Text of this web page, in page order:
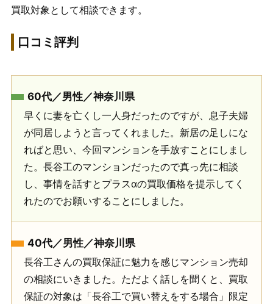
買取対象として相談できます。
口コミ評判
60代／男性／神奈川県
早くに妻を亡くし一人身だったのですが、息子夫婦
が同居しようと言ってくれました。新居の足しにな
ればと思い、今回マンションを手放すことにしまし
た。長谷工のマンションだったので真っ先に相談
し、事情を話すとプラスαの買取価格を提示してく
れたのでお願いすることにしました。
40代／男性／神奈川県
長谷工さんの買取保証に魅力を感じマンション売却
の相談にいきました。ただよく話しを聞くと、買取
保証の対象は「長谷工で買い替えをする場合」限定